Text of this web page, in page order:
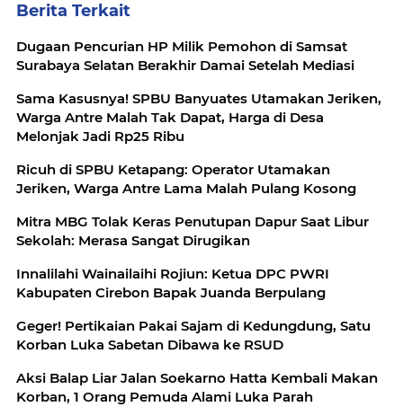
Berita Terkait
Dugaan Pencurian HP Milik Pemohon di Samsat
Surabaya Selatan Berakhir Damai Setelah Mediasi
Sama Kasusnya! SPBU Banyuates Utamakan Jeriken,
Warga Antre Malah Tak Dapat, Harga di Desa
Melonjak Jadi Rp25 Ribu
Ricuh di SPBU Ketapang: Operator Utamakan
Jeriken, Warga Antre Lama Malah Pulang Kosong
Mitra MBG Tolak Keras Penutupan Dapur Saat Libur
Sekolah: Merasa Sangat Dirugikan
Innalilahi Wainailaihi Rojiun: Ketua DPC PWRI
Kabupaten Cirebon Bapak Juanda Berpulang
Geger! Pertikaian Pakai Sajam di Kedungdung, Satu
Korban Luka Sabetan Dibawa ke RSUD
Aksi Balap Liar Jalan Soekarno Hatta Kembali Makan
Korban, 1 Orang Pemuda Alami Luka Parah